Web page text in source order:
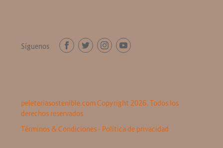
Síguenos
peleteriasostenible.com Copyright 2026. Todos los
derechos reservados
Términos & Condiciones - Política de privacidad